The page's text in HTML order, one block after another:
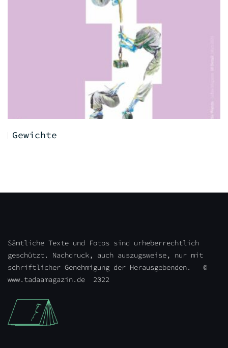
Gewichte
Sämtliche Texte und Fotos sind urheberrechtlich
geschützt. Nachdruck, auch auszugsweise, nur mit
schriftlicher Genehmigung der Herausgebenden. ©
www.tadaamagazin.de 2022